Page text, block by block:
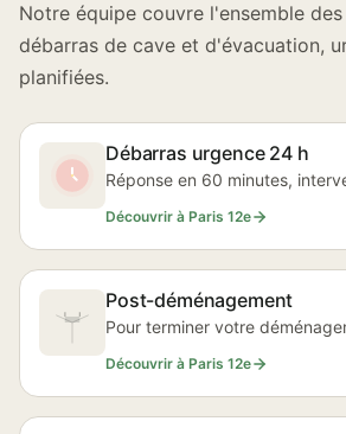
Notre équipe couvre l'ensemble
débarras de cave et d'évacuation,
planifiées.
Débarras urgence 24 h
Réponse en 60 minutes,
Découvrir à Paris 12e
Post-déménagement
Pour terminer votre
Découvrir à Paris 12e